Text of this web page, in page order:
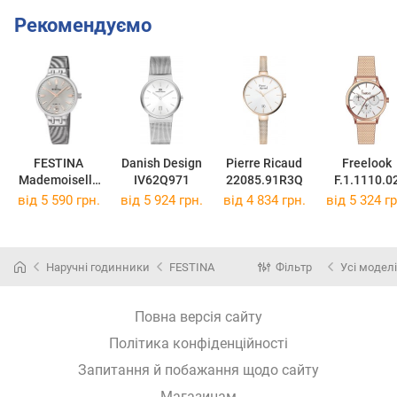
Рекомендуємо
FESTINA
Mademoiselle
F20712/1
Danish Design
IV62Q971
Pierre Ricaud
22085.91R3Q
Freelook
від 5 590 грн. від 5 924 грн. від 4 834 грн. від 5 324
Наручні годинники FESTINA Фільтр Усі моделі
Повна версія сайту
Політика конфіденційності
Запитання й побажання щодо сайту